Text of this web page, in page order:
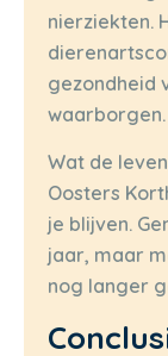
nierziekten.
gezondheid
waarborgen.
Wat de
Oosters
je blijven.
jaar, maar
nog langer